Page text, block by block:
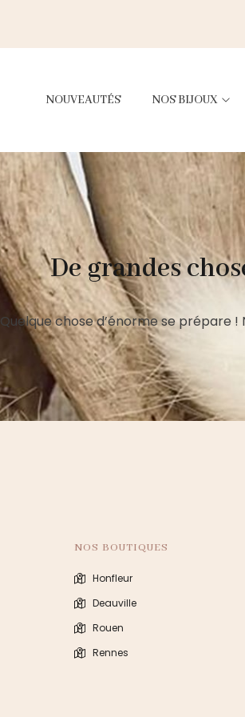
NOUVEAUTÉS NOS BIJOUX
De grandes
Quelque chose d’énorme se prépare
NOS BOUTIQUES
Honfleur
Deauville
Rouen
Rennes